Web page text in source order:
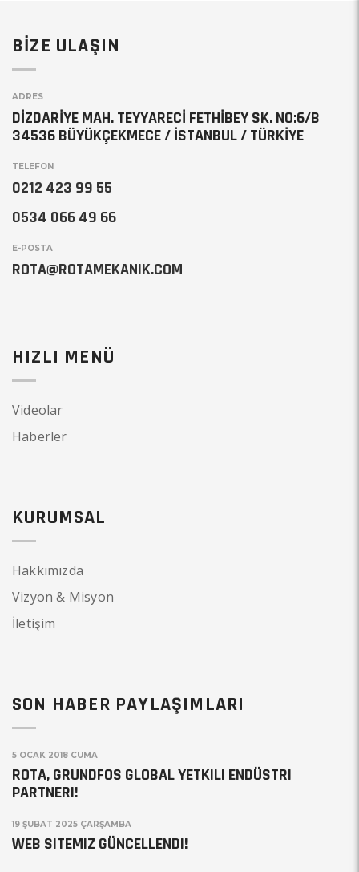
BİZE ULAŞIN
ADRES
DİZDARİYE MAH. TEYYARECİ FETHİBEY SK. NO:6/B
34536 BÜYÜKÇEKMECE / İSTANBUL / TÜRKİYE
TELEFON
0212 423 99 55
0534 066 49 66
E-POSTA
ROTA@ROTAMEKANIK.COM
HIZLI MENÜ
Videolar
Haberler
KURUMSAL
Hakkımızda
Vizyon & Misyon
İletişim
SON HABER PAYLAŞIMLARI
5 OCAK 2018 CUMA
ROTA, GRUNDFOS GLOBAL YETKILI ENDÜSTRI
PARTNERI!
19 ŞUBAT 2025 ÇARŞAMBA
WEB SITEMIZ GÜNCELLENDI!